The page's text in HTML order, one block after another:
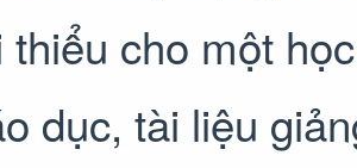
thiểu cho một
dục, tài liệu